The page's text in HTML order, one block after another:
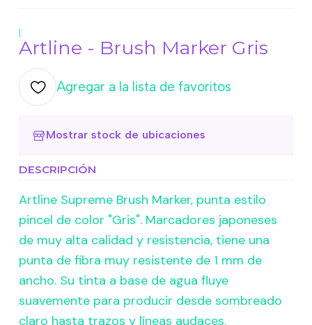
|
Artline - Brush Marker Gris
Agregar a la lista de favoritos
Mostrar stock de ubicaciones
DESCRIPCIÓN
Artline Supreme Brush Marker, punta estilo
pincel de color "Gris". Marcadores japoneses
de muy alta calidad y resistencia, tiene una
punta de fibra muy resistente de 1 mm de
ancho. Su tinta a base de agua fluye
suavemente para producir desde sombreado
claro hasta trazos y líneas audaces.